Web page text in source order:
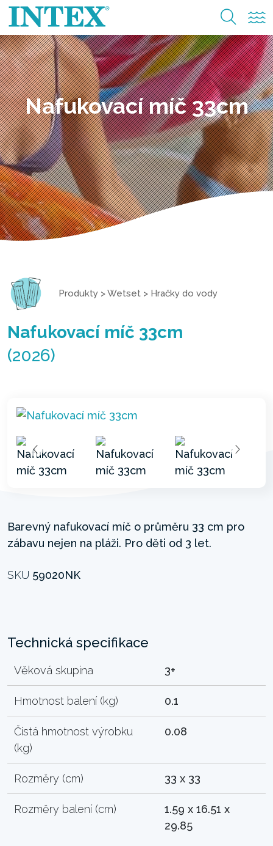
Nafukovací míč 33cm
Produkty >Wetset > Hračky do vody
Nafukovací míč 33cm
(2026)
Barevný nafukovací míč o průměru 33 cm pro
zábavu nejen na pláži. Pro děti od 3 let.
SKU 59020NK
Technická specifikace
Věková skupina 3+
Hmotnost balení (kg) 0.1
Čistá hmotnost výrobku
(kg)
0.08
Rozměry (cm) 33 x 33
Rozměry balení (cm)
1.59 x 16.51 x
29.85